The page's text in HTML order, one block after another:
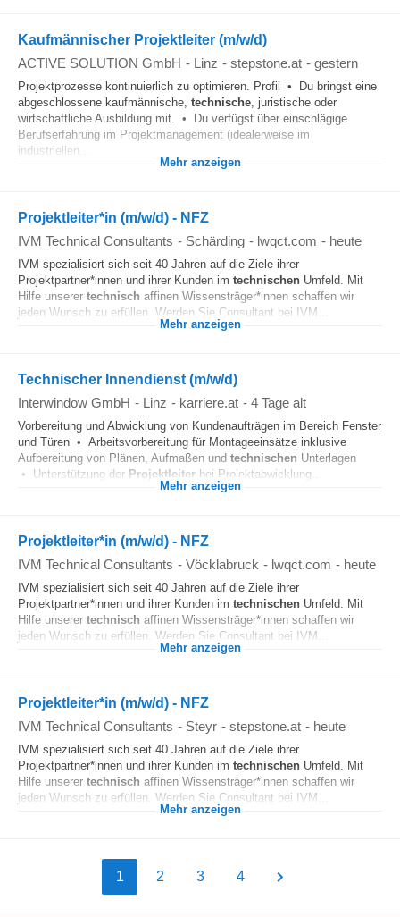
Kaufmännischer Projektleiter (m/w/d)
ACTIVE SOLUTION GmbH - Linz - stepstone.at - gestern
Projektprozesse kontinuierlich zu optimieren. Profil • Du bringst eine
abgeschlossene kaufmännische, technische, juristische oder
wirtschaftliche Ausbildung mit. • Du verfügst über einschlägige
Berufserfahrung im Projektmanagement (idealerweise im
industriellen...
Mehr anzeigen
Projektleiter*in (m/w/d) - NFZ
IVM Technical Consultants - Schärding - lwqct.com - heute
IVM spezialisiert sich seit 40 Jahren auf die Ziele ihrer
Projektpartner*innen und ihrer Kunden im technischen Umfeld. Mit
Hilfe unserer technisch affinen Wissensträger*innen schaffen wir
jeden Wunsch zu erfüllen. Werden Sie Consultant bei IVM...
Mehr anzeigen
Technischer Innendienst (m/w/d)
Interwindow GmbH - Linz - karriere.at - 4 Tage alt
Vorbereitung und Abwicklung von Kundenaufträgen im Bereich Fenster
und Türen • Arbeitsvorbereitung für Montageeinsätze inklusive
Aufbereitung von Plänen, Aufmaßen und technischen Unterlagen
• Unterstützung der Projektleiter bei Projektabwicklung...
Mehr anzeigen
Projektleiter*in (m/w/d) - NFZ
IVM Technical Consultants - Vöcklabruck - lwqct.com - heute
IVM spezialisiert sich seit 40 Jahren auf die Ziele ihrer
Projektpartner*innen und ihrer Kunden im technischen Umfeld. Mit
Hilfe unserer technisch affinen Wissensträger*innen schaffen wir
jeden Wunsch zu erfüllen. Werden Sie Consultant bei IVM...
Mehr anzeigen
Projektleiter*in (m/w/d) - NFZ
IVM Technical Consultants - Steyr - stepstone.at - heute
IVM spezialisiert sich seit 40 Jahren auf die Ziele ihrer
Projektpartner*innen und ihrer Kunden im technischen Umfeld. Mit
Hilfe unserer technisch affinen Wissensträger*innen schaffen wir
jeden Wunsch zu erfüllen. Werden Sie Consultant bei IVM...
Mehr anzeigen
1 2 3 4